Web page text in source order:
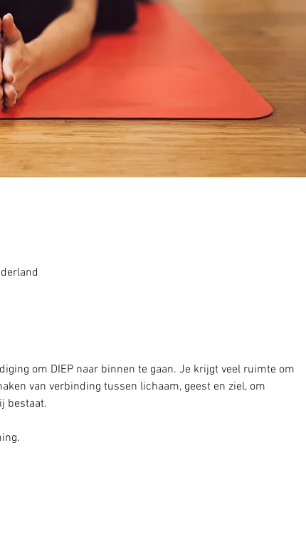
om DIEP naar binnen te gaan. Je krijgt veel ruimte om
van verbinding tussen lichaam, geest en ziel, om
bestaat.